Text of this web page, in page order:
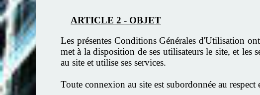
ARTICLE 2 - OBJET
Les présentes Conditions Générales d'Utilisation
met à la disposition de ses utilisateurs le site, et les
au site et utilise ses services.
Toute connexion au site est subordonnée au respect